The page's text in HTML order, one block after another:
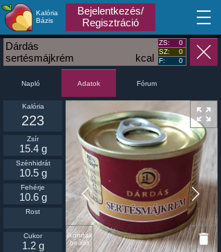
Kalória
Bázis
Bejelentkezés/
Regisztráció
MA
kcal
Dárdás
sertésmájkrém
ZS:
0
SZ:
0
F:
0
Napló Adatok Fórum
Ikonnak
beállít
Kalória
223
Zsír
15.4 g
Szénhidrát
10.5 g
Fehérje
10.6 g
Rost
Cukor
1.2 g